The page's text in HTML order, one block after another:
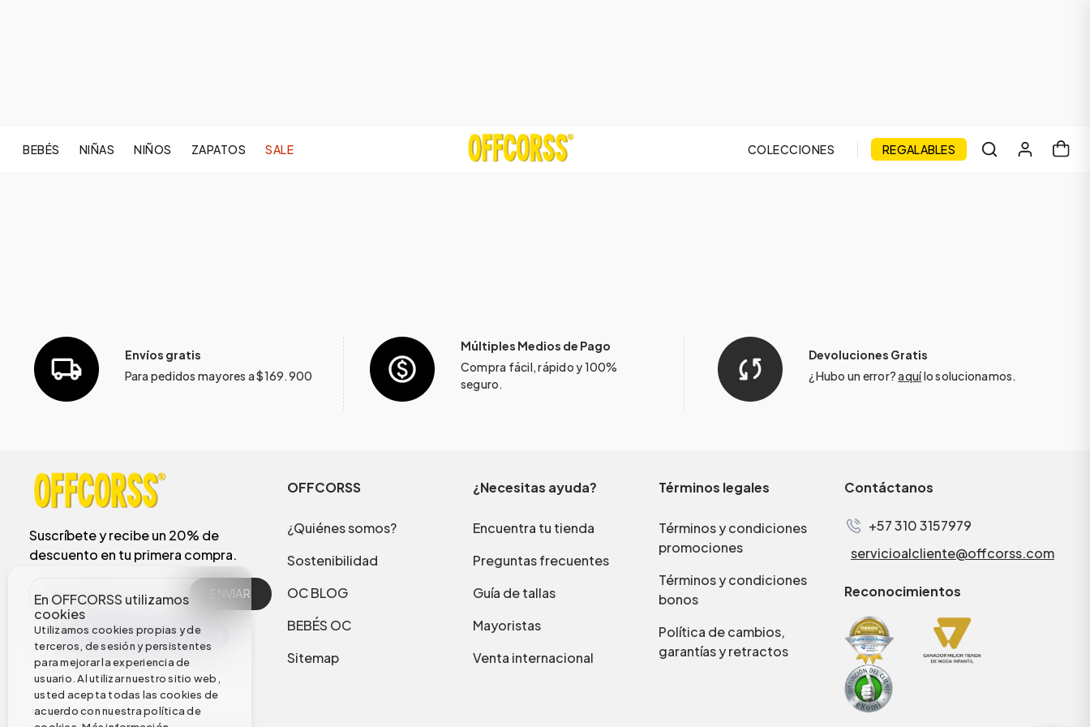
BEBÉS NIÑAS NIÑOS ZAPATOS SALE COLECCIONES REGALABLES
En OFFCORSS utilizamos
cookies
Utilizamos cookies propias y de
terceros, de sesión y persistentes
para mejorar la experiencia de
usuario. Al utilizar nuestro sitio web,
usted acepta todas las cookies de
acuerdo con nuestra política de
Envíos gratis
Para pedidos mayores a $169.900
Múltiples Medios de Pago
Compra fácil, rápido y 100%
seguro.
Devoluciones Gratis
¿Hubo un error?aquílo solucionamos.
Suscríbete y recibe un 20% de
descuento en tu primera compra.
ENVIAR
OFFCORSS
¿Quiénes somos?
Sostenibilidad
OC BLOG
BEBÉS OC
Sitemap
¿Necesitas ayuda?
Encuentra tu tienda
Preguntas frecuentes
Guía de tallas
Mayoristas
Venta internacional
Términos legales
Términos y condiciones
promociones
Términos y condiciones
bonos
Política de cambios,
garantías y retractos
Contáctanos
+57 310 3157979
servicioalcliente@offcorss.com
Reconocimientos